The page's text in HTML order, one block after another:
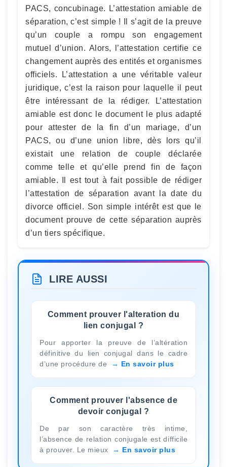
PACS, concubinage. L’attestation amiable de
séparation, c’est simple ! Il s’agit de la preuve
qu’un couple a rompu son engagement
mutuel d’union. Alors, l’attestation certifie ce
changement auprès des entités et organismes
officiels. L’attestation a une véritable valeur
juridique, c’est la raison pour laquelle il peut
être intéressant de la rédiger. L’attestation
amiable est donc le document le plus adapté
pour attester de la fin d’un mariage, d’un
PACS, ou d’une union libre, dès lors qu’il
existait une relation de couple déclarée
comme telle et qu’elle prend fin de façon
amiable. Il est tout à fait possible de rédiger
l’attestation de séparation avant la date du
divorce officiel. Son simple intérêt est que le
document prouve de cette séparation auprès
d’un tiers spécifique.
LIRE AUSSI
Comment prouver l'alteration du
lien conjugal ?
Pour apporter la preuve de l’altération
définitive du lien conjugal dans le cadre
d’une procédure de
En savoir plus
Comment prouver l'absence de
devoir conjugal ?
De par son caractère très intime,
l’absence de relation conjugale est difficile
à prouver. Le mieux
En savoir plus